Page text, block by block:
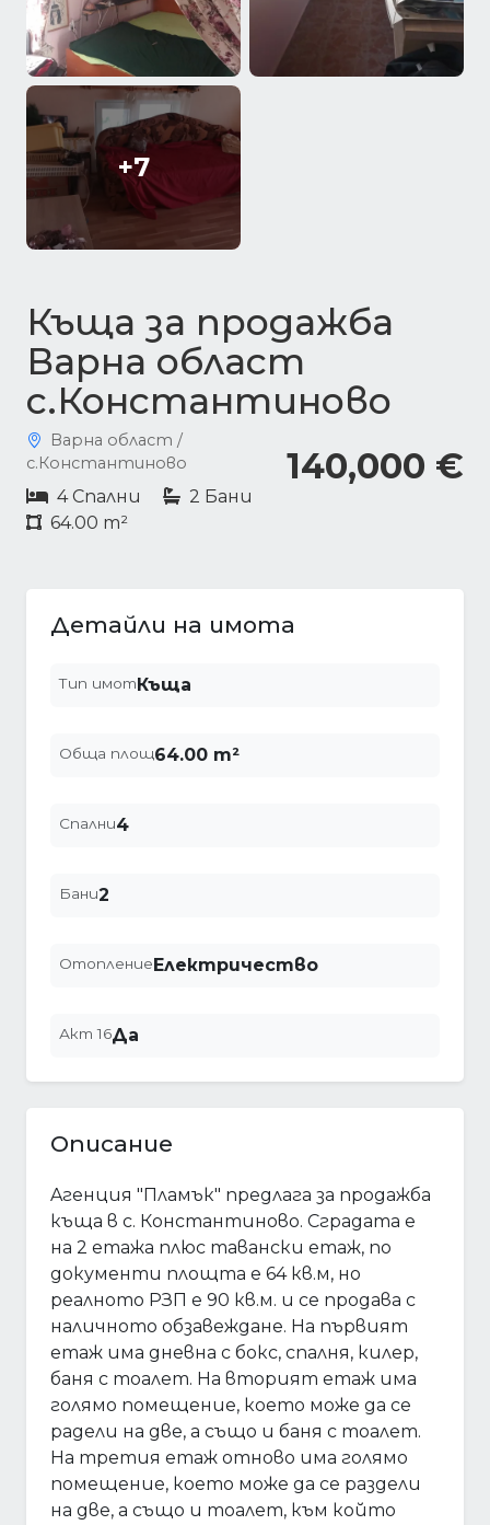
+7
Къща за продажба
Варна област
с.Константиново
140,000 €
Варна област /
с.Константиново
4 Спални
2 Бани
64.00 m²
Детайли на имота
Тип имотКъща
Обща площ64.00 m²
Спални4
Бани2
ОтоплениеЕлектричество
Акт 16Да
Описание
Aгенция "Пламък" предлага за продажба
къща в с. Константиново. Сградата е
на 2 етажа плюс тавански етаж, по
документи площта е 64 кв.м, но
реалното РЗП е 90 кв.м. и се продава с
наличното обзавеждане. На първият
етаж има дневна с бокс, спалня, килер,
баня с тоалет. На вторият етаж има
голямо помещение, което може да се
радели на две, а също и баня с тоалет.
На третия етаж отново има голямо
помещение, което може да се раздели
на две, а също и тоалет, към който